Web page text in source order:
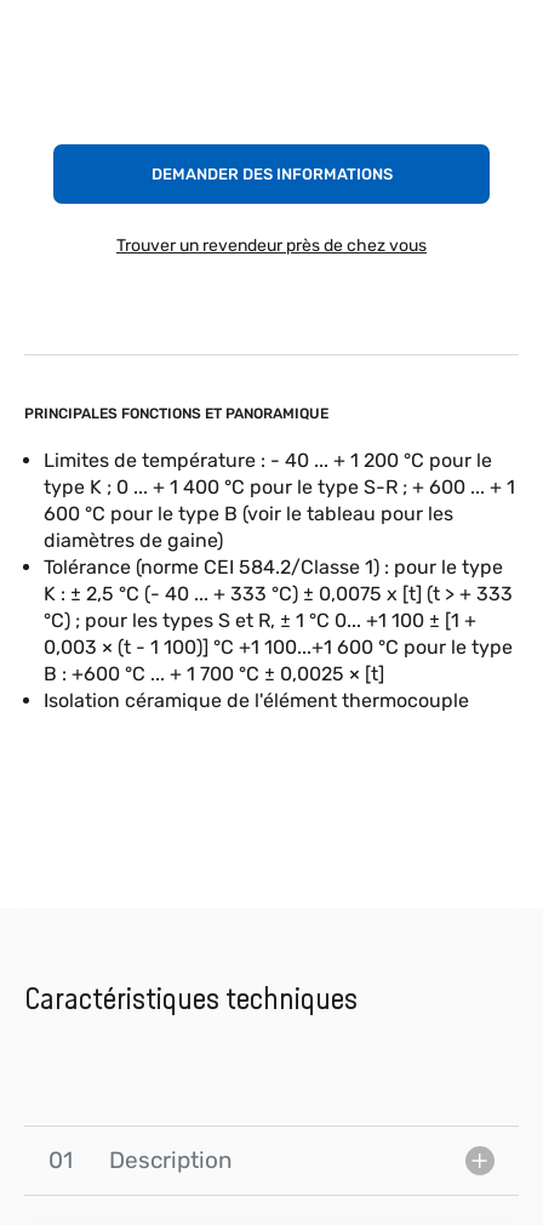
PRINCIPALES FONCTIONS ET PANORAMIQUE
Limites de température : - 40 ... + 1 200 °C pour le
type K ; 0 ... + 1 400 °C pour le type S-R ; + 600 ... + 1
600 °C pour le type B (voir le tableau pour les
diamètres de gaine)
Tolérance (norme CEI 584.2/Classe 1) : pour le type
K : ± 2,5 °C (- 40 ... + 333 °C) ± 0,0075 x [t] (t > + 333
°C) ; pour les types S et R, ± 1 °C 0... +1 100 ± [1 +
0,003 × (t - 1 100)] °C +1 100...+1 600 °C pour le type
B : +600 °C ... + 1 700 °C ± 0,0025 × [t]
Isolation céramique de l'élément thermocouple
DEMANDER DES INFORMATIONS
Trouver un revendeur près de chez vous
Caractéristiques techniques
01 Description